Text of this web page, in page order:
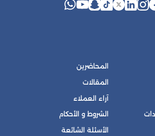
المحاضرين
المقالات
آراء العملاء
الشروط و الأحكام
الأسئلة الشائعة